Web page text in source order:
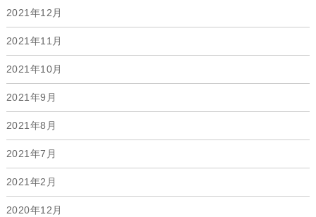
2021年12月
2021年11月
2021年10月
2021年9月
2021年8月
2021年7月
2021年2月
2020年12月